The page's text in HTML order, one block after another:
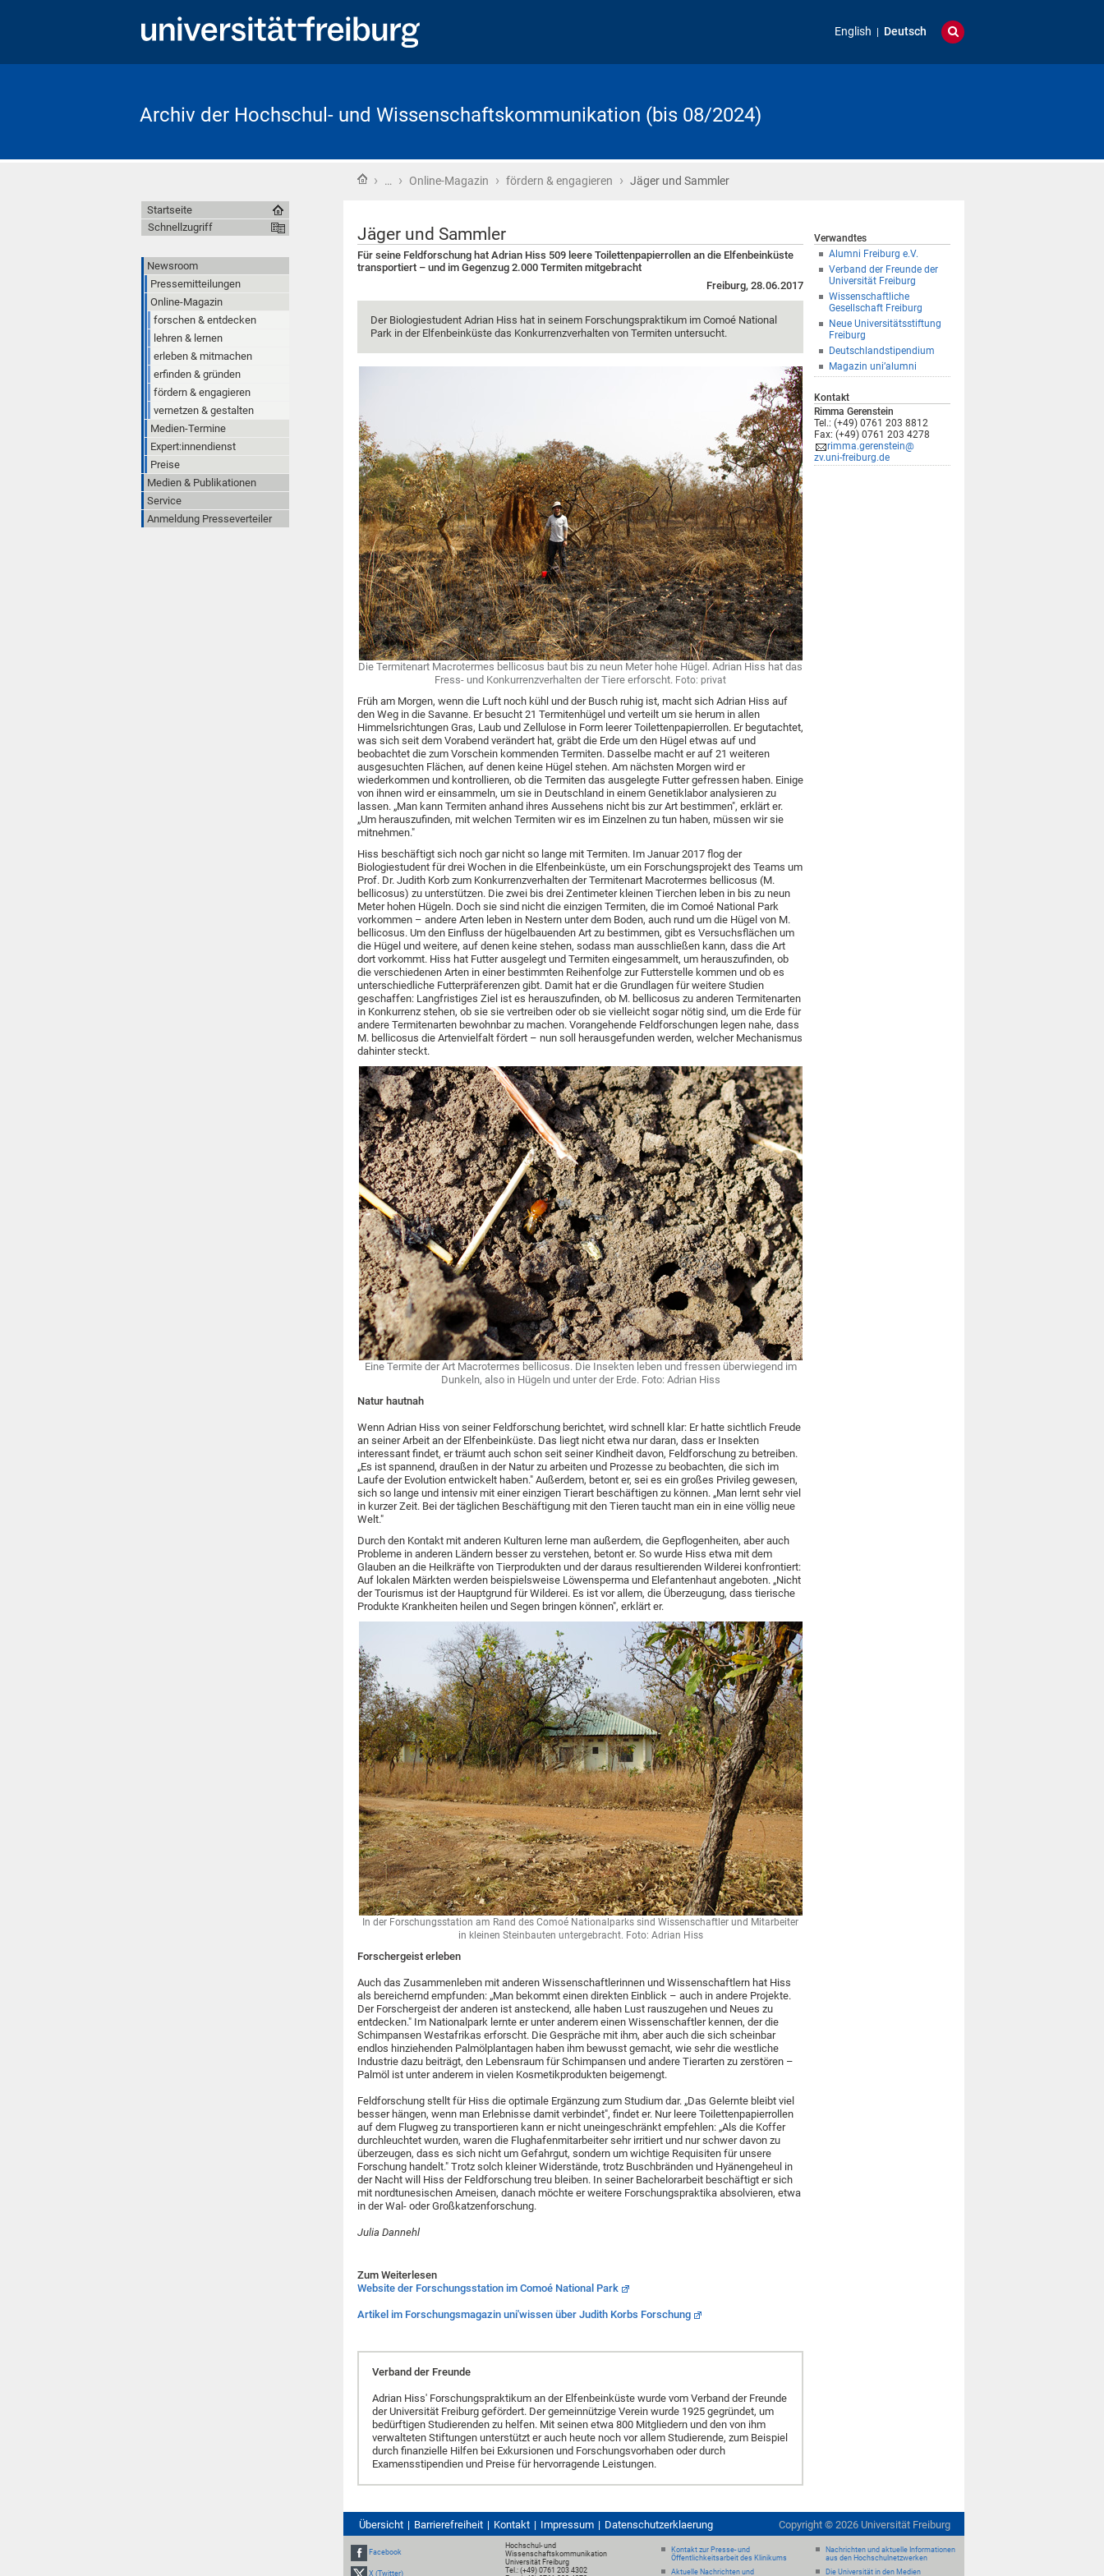
English Deutsch
Archiv der Hochschul- und Wissenschaftskommunikation (bis 08/2024)
Startseite
› … › Online-Magazin › fördern & engagieren › Jäger und Sammler
Jäger und Sammler
Für seine Feldforschung hat Adrian Hiss 509 leere Toilettenpapierrollen an die Elfenbeinküste
transportiert – und im Gegenzug 2.000 Termiten mitgebracht
Freiburg, 28.06.2017
Der Biologiestudent Adrian Hiss hat in seinem Forschungspraktikum im Comoé National
Park in der Elfenbeinküste das Konkurrenzverhalten von Termiten untersucht.
Die Termitenart Macrotermes bellicosus baut bis zu neun Meter hohe Hügel. Adrian Hiss hat das
Fress- und Konkurrenzverhalten der Tiere erforscht. Foto: privat
Früh am Morgen, wenn die Luft noch kühl und der Busch ruhig ist, macht sich Adrian Hiss auf
den Weg in die Savanne. Er besucht 21 Termitenhügel und verteilt um sie herum in allen
Himmelsrichtungen Gras, Laub und Zellulose in Form leerer Toilettenpapierrollen. Er begutachtet,
was sich seit dem Vorabend verändert hat, gräbt die Erde um den Hügel etwas auf und
beobachtet die zum Vorschein kommenden Termiten. Dasselbe macht er auf 21 weiteren
ausgesuchten Flächen, auf denen keine Hügel stehen. Am nächsten Morgen wird er
wiederkommen und kontrollieren, ob die Termiten das ausgelegte Futter gefressen haben. Einige
von ihnen wird er einsammeln, um sie in Deutschland in einem Genetiklabor analysieren zu
lassen. „Man kann Termiten anhand ihres Aussehens nicht bis zur Art bestimmen", erklärt er.
„Um herauszufinden, mit welchen Termiten wir es im Einzelnen zu tun haben, müssen wir sie
mitnehmen."
Hiss beschäftigt sich noch gar nicht so lange mit Termiten. Im Januar 2017 flog der
Biologiestudent für drei Wochen in die Elfenbeinküste, um ein Forschungsprojekt des Teams um
Prof. Dr. Judith Korb zum Konkurrenzverhalten der Termitenart Macrotermes bellicosus (M.
bellicosus) zu unterstützen. Die zwei bis drei Zentimeter kleinen Tierchen leben in bis zu neun
Meter hohen Hügeln. Doch sie sind nicht die einzigen Termiten, die im Comoé National Park
vorkommen – andere Arten leben in Nestern unter dem Boden, auch rund um die Hügel von M.
bellicosus. Um den Einfluss der hügelbauenden Art zu bestimmen, gibt es Versuchsflächen um
die Hügel und weitere, auf denen keine stehen, sodass man ausschließen kann, dass die Art
dort vorkommt. Hiss hat Futter ausgelegt und Termiten eingesammelt, um herauszufinden, ob
die verschiedenen Arten in einer bestimmten Reihenfolge zur Futterstelle kommen und ob es
unterschiedliche Futterpräferenzen gibt. Damit hat er die Grundlagen für weitere Studien
geschaffen: Langfristiges Ziel ist es herauszufinden, ob M. bellicosus zu anderen Termitenarten
in Konkurrenz stehen, ob sie sie vertreiben oder ob sie vielleicht sogar nötig sind, um die Erde für
andere Termitenarten bewohnbar zu machen. Vorangehende Feldforschungen legen nahe, dass
M. bellicosus die Artenvielfalt fördert – nun soll herausgefunden werden, welcher Mechanismus
dahinter steckt.
Eine Termite der Art Macrotermes bellicosus. Die Insekten leben und fressen überwiegend im
Dunkeln, also in Hügeln und unter der Erde. Foto: Adrian Hiss
Natur hautnah
Wenn Adrian Hiss von seiner Feldforschung berichtet, wird schnell klar: Er hatte sichtlich Freude
an seiner Arbeit an der Elfenbeinküste. Das liegt nicht etwa nur daran, dass er Insekten
interessant findet, er träumt auch schon seit seiner Kindheit davon, Feldforschung zu betreiben.
„Es ist spannend, draußen in der Natur zu arbeiten und Prozesse zu beobachten, die sich im
Laufe der Evolution entwickelt haben." Außerdem, betont er, sei es ein großes Privileg gewesen,
sich so lange und intensiv mit einer einzigen Tierart beschäftigen zu können. „Man lernt sehr viel
in kurzer Zeit. Bei der täglichen Beschäftigung mit den Tieren taucht man ein in eine völlig neue
Welt."
Durch den Kontakt mit anderen Kulturen lerne man außerdem, die Gepflogenheiten, aber auch
Probleme in anderen Ländern besser zu verstehen, betont er. So wurde Hiss etwa mit dem
Glauben an die Heilkräfte von Tierprodukten und der daraus resultierenden Wilderei konfrontiert:
Auf lokalen Märkten werden beispielsweise Löwensperma und Elefantenhaut angeboten. „Nicht
der Tourismus ist der Hauptgrund für Wilderei. Es ist vor allem, die Überzeugung, dass tierische
Produkte Krankheiten heilen und Segen bringen können", erklärt er.
In der Forschungsstation am Rand des Comoé Nationalparks sind Wissenschaftler und Mitarbeiter
in kleinen Steinbauten untergebracht. Foto: Adrian Hiss
Forschergeist erleben
Auch das Zusammenleben mit anderen Wissenschaftlerinnen und Wissenschaftlern hat Hiss
als bereichernd empfunden: „Man bekommt einen direkten Einblick – auch in andere Projekte.
Der Forschergeist der anderen ist ansteckend, alle haben Lust rauszugehen und Neues zu
entdecken." Im Nationalpark lernte er unter anderem einen Wissenschaftler kennen, der die
Schimpansen Westafrikas erforscht. Die Gespräche mit ihm, aber auch die sich scheinbar
endlos hinziehenden Palmölplantagen haben ihm bewusst gemacht, wie sehr die westliche
Industrie dazu beiträgt, den Lebensraum für Schimpansen und andere Tierarten zu zerstören –
Palmöl ist unter anderem in vielen Kosmetikprodukten beigemengt.
Feldforschung stellt für Hiss die optimale Ergänzung zum Studium dar. „Das Gelernte bleibt viel
besser hängen, wenn man Erlebnisse damit verbindet", findet er. Nur leere Toilettenpapierrollen
auf dem Flugweg zu transportieren kann er nicht uneingeschränkt empfehlen: „Als die Koffer
durchleuchtet wurden, waren die Flughafenmitarbeiter sehr irritiert und nur schwer davon zu
überzeugen, dass es sich nicht um Gefahrgut, sondern um wichtige Requisiten für unsere
Forschung handelt." Trotz solch kleiner Widerstände, trotz Buschbränden und Hyänengeheul in
der Nacht will Hiss der Feldforschung treu bleiben. In seiner Bachelorarbeit beschäftigt er sich
mit nordtunesischen Ameisen, danach möchte er weitere Forschungspraktika absolvieren, etwa
in der Wal- oder Großkatzenforschung.
Julia Dannehl
Zum Weiterlesen
Website der Forschungsstation im Comoé National Park
Artikel im Forschungsmagazin uni'wissen über Judith Korbs Forschung
Verband der Freunde
Adrian Hiss' Forschungspraktikum an der Elfenbeinküste wurde vom Verband der Freunde
der Universität Freiburg gefördert. Der gemeinnützige Verein wurde 1925 gegründet, um
bedürftigen Studierenden zu helfen. Mit seinen etwa 800 Mitgliedern und den von ihm
verwalteten Stiftungen unterstützt er auch heute noch vor allem Studierende, zum Beispiel
durch finanzielle Hilfen bei Exkursionen und Forschungsvorhaben oder durch
Examensstipendien und Preise für hervorragende Leistungen.
Verwandtes
Alumni Freiburg e.V.
Verband der Freunde der
Universität Freiburg
Wissenschaftliche
Gesellschaft Freiburg
Neue Universitätsstiftung
Freiburg
Deutschlandstipendium
Magazin uni’alumni
Kontakt
Rimma Gerenstein
Tel.: (+49) 0761 203 8812
Fax: (+49) 0761 203 4278
rimma.gerenstein@
zv.uni-freiburg.de
Startseite
Schnellzugriff
Newsroom
Pressemitteilungen
Online-Magazin
forschen & entdecken
lehren & lernen
erleben & mitmachen
erfinden & gründen
fördern & engagieren
vernetzen & gestalten
Medien-Termine
Expert:innendienst
Preise
Medien & Publikationen
Service
Anmeldung Presseverteiler
Übersicht Barrierefreiheit Kontakt Impressum Datenschutzerklaerung Copyright © 2026 Universität Freiburg
Facebook
X (Twitter)
Hochschul- und
Wissenschaftskommunikation
Universität Freiburg
Tel.: (+49) 0761 203 4302
Kontakt zur Presse- und
Öffentlichkeitsarbeit des Klinikums
Aktuelle Nachrichten und
Nachrichten und aktuelle Informationen
aus den Hochschulnetzwerken
Die Universität in den Medien